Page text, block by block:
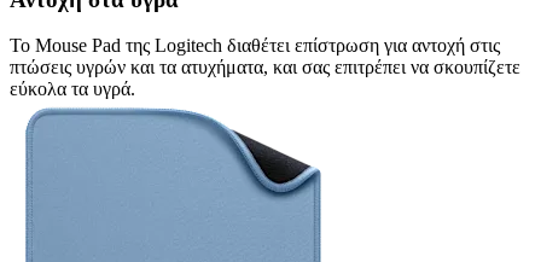
Το Mouse Pad της Logitech διαθέτει επίστρωση για αντοχή στις
πτώσεις υγρών και τα ατυχήματα, και σας επιτρέπει να σκουπίζετε
εύκολα τα υγρά.